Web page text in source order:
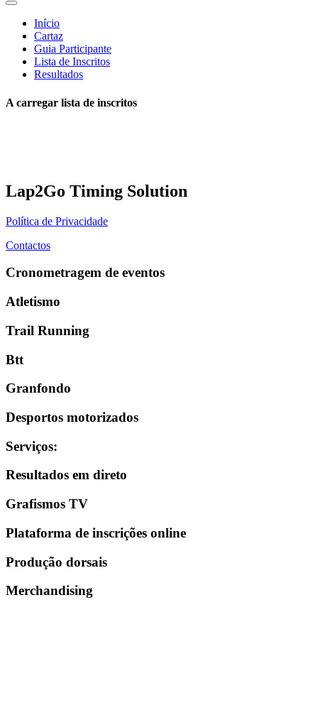
Início
Cartaz
Guia Participante
Lista de Inscritos
Resultados
A carregar lista de inscritos
Lap2Go Timing Solution
Política de Privacidade
Contactos
Cronometragem de eventos
Atletismo
Trail Running
Btt
Granfondo
Desportos motorizados
Serviços:
Resultados em direto
Grafismos TV
Plataforma de inscrições online
Produção dorsais
Merchandising